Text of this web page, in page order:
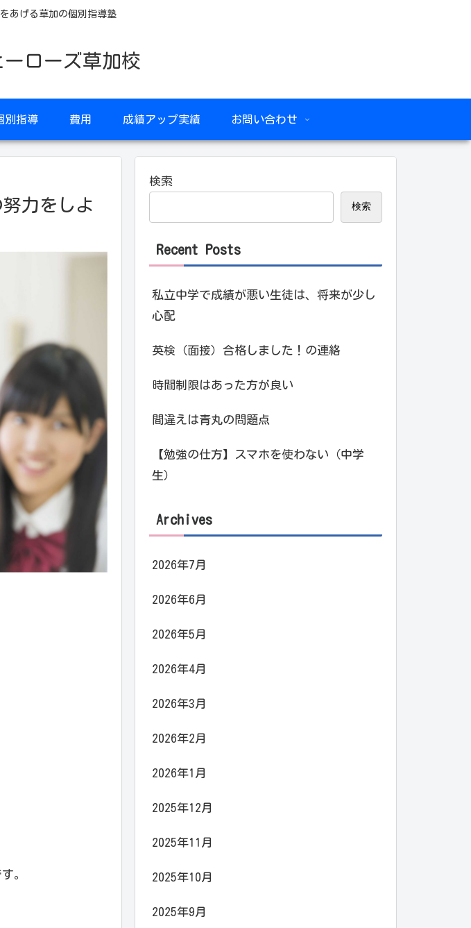
あげる草加の個別指導塾
ローズ草加校
別指導 費用 成績アップ実績 お問い合わせ
力をしよ
。
検索
検索
Recent Posts
私立中学で成績が悪い生徒は、将来が少し
心配
英検（面接）合格しました！の連絡
時間制限はあった方が良い
間違えは青丸の問題点
【勉強の仕方】スマホを使わない（中学
生）
Archives
2026年7月
2026年6月
2026年5月
2026年4月
2026年3月
2026年2月
2026年1月
2025年12月
2025年11月
2025年10月
2025年9月